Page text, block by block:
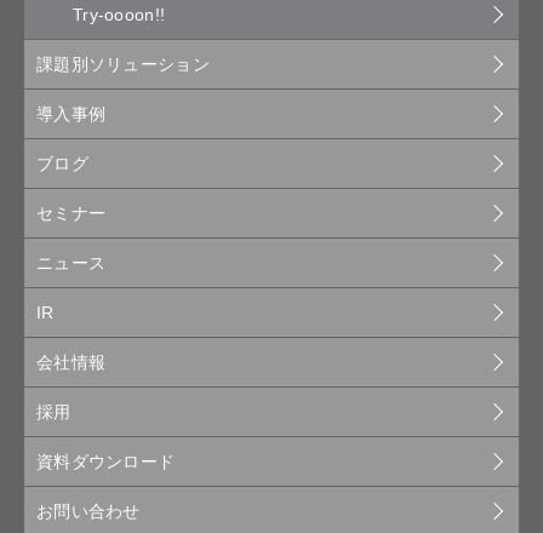
Try-oooon!!
課題別ソリューション
導入事例
ブログ
セミナー
ニュース
IR
会社情報
採用
資料ダウンロード
お問い合わせ